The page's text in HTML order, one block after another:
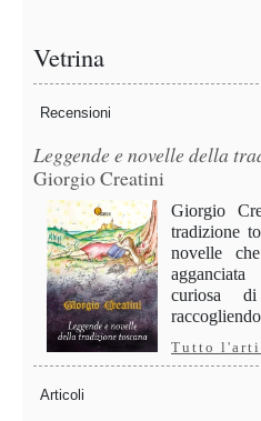
Vetrina
Recensioni
Leggende e novelle della
Giorgio Creatini
Giorgio
tradizione
novelle
curiosa
Tutto
Articoli